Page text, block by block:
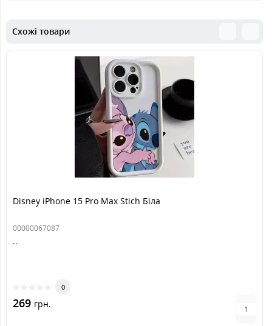
Схожі товари
Disney iPhone 15 Pro Max Stich Біла
00000067087
..
0
269 грн.